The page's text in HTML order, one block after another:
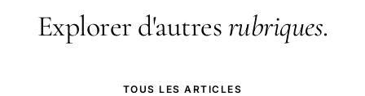
Explorer d'autresrubriques.
TOUS LES ARTICLES